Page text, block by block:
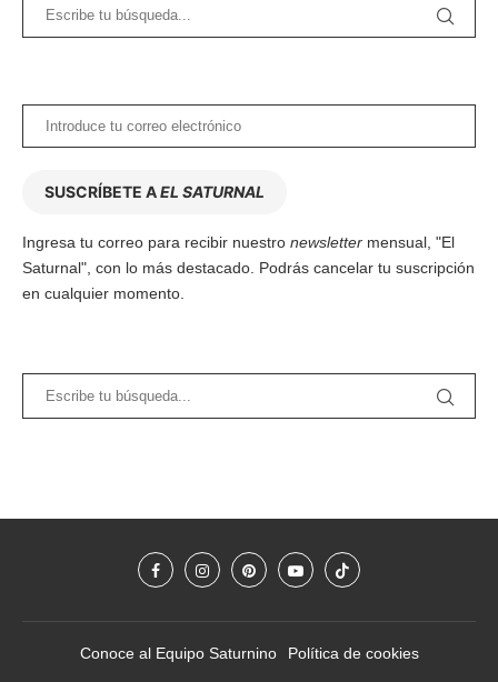
SUSCRÍBETE AEL SATURNAL
Ingresa tu correo para recibir nuestro newsletter mensual, "El
Saturnal", con lo más destacado. Podrás cancelar tu suscripción
en cualquier momento.
Conoce al Equipo Saturnino Política de cookies